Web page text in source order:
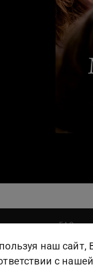
FAQ
наш сайт,
с нашей